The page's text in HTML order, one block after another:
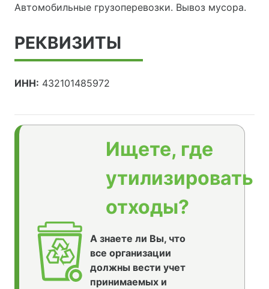
Автомобильные грузоперевозки. Вывоз мусора.
РЕКВИЗИТЫ
ИНН: 432101485972
Ищете, где
утилизировать
отходы?
А знаете ли Вы, что
все организации
должны вести учет
принимаемых и